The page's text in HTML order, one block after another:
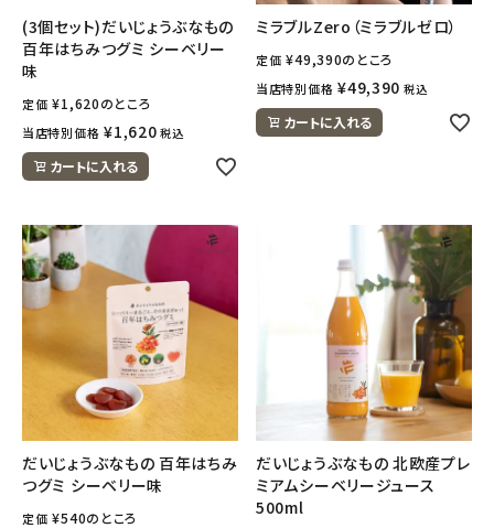
(3個セット)だいじょうぶなもの
百年はちみつグミ シーベリー
味
定価 ¥1,620のところ
当店特別価格 ¥1,620 税込
カートに入れる
ミラブルZero（ミラブルゼロ）
定価 ¥49,390のところ
当店特別価格 ¥49,390 税込
カートに入れる
だいじょうぶなもの 百年はちみ
つグミ シーベリー味
定価 ¥540のところ
だいじょうぶなもの 北欧産プレ
ミアムシーベリージュース
500ml